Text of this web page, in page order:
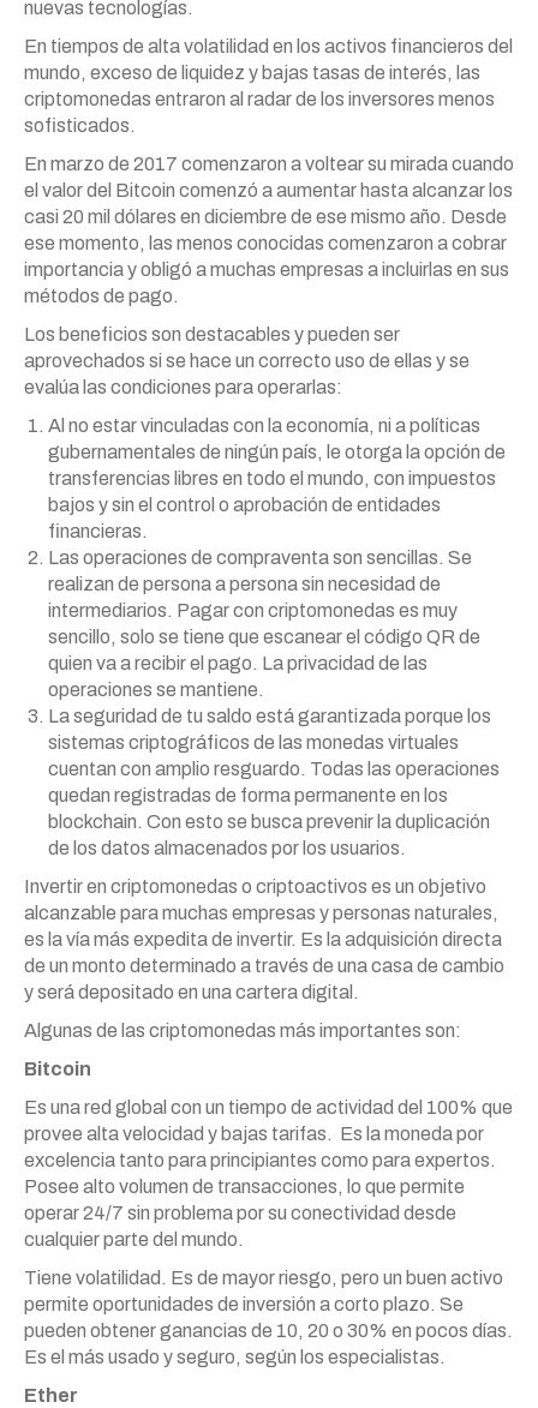
nuevas tecnologías.
En tiempos de alta volatilidad en los activos financieros del
mundo, exceso de liquidez y bajas tasas de interés, las
criptomonedas entraron al radar de los inversores menos
sofisticados.
En marzo de 2017 comenzaron a voltear su mirada cuando
el valor del Bitcoin comenzó a aumentar hasta alcanzar los
casi 20 mil dólares en diciembre de ese mismo año. Desde
ese momento, las menos conocidas comenzaron a cobrar
importancia y obligó a muchas empresas a incluirlas en sus
métodos de pago.
Los beneficios son destacables y pueden ser
aprovechados si se hace un correcto uso de ellas y se
evalúa las condiciones para operarlas:
Al no estar vinculadas con la economía, ni a políticas
gubernamentales de ningún país, le otorga la opción de
transferencias libres en todo el mundo, con impuestos
bajos y sin el control o aprobación de entidades
financieras.
Las operaciones de compraventa son sencillas. Se
realizan de persona a persona sin necesidad de
intermediarios. Pagar con criptomonedas es muy
sencillo, solo se tiene que escanear el código QR de
quien va a recibir el pago. La privacidad de las
operaciones se mantiene.
La seguridad de tu saldo está garantizada porque los
sistemas criptográficos de las monedas virtuales
cuentan con amplio resguardo. Todas las operaciones
quedan registradas de forma permanente en los
blockchain. Con esto se busca prevenir la duplicación
de los datos almacenados por los usuarios.
Invertir en criptomonedas o criptoactivos es un objetivo
alcanzable para muchas empresas y personas naturales,
es la vía más expedita de invertir. Es la adquisición directa
de un monto determinado a través de una casa de cambio
y será depositado en una cartera digital.
Algunas de las criptomonedas más importantes son:
Bitcoin
Es una red global con un tiempo de actividad del 100% que
provee alta velocidad y bajas tarifas. Es la moneda por
excelencia tanto para principiantes como para expertos.
Posee alto volumen de transacciones, lo que permite
operar 24/7 sin problema por su conectividad desde
cualquier parte del mundo.
Tiene volatilidad. Es de mayor riesgo, pero un buen activo
permite oportunidades de inversión a corto plazo. Se
pueden obtener ganancias de 10, 20 o 30% en pocos días.
Es el más usado y seguro, según los especialistas.
Ether